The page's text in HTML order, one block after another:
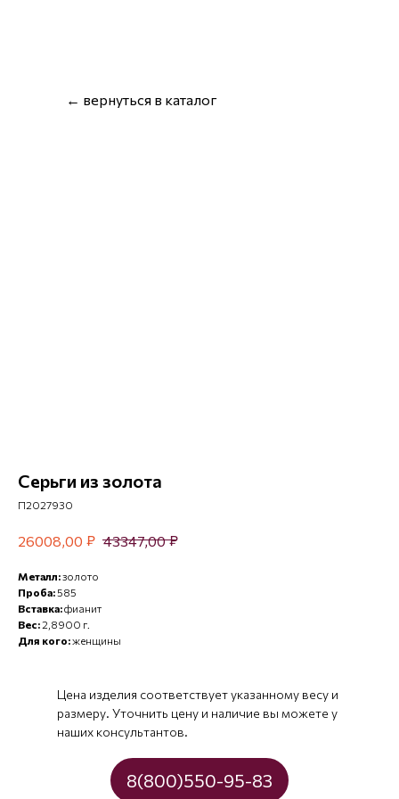
← вернуться в каталог
Серьги из золота
П2027930
26008,00 ₽ 43347,00 ₽
Металл:золото
Проба:585
Вставка:фианит
Вес:2,8900 г.
Для кого:женщины
Цена изделия соответствует указанному весу и
размеру. Уточнить цену и наличие вы можете у
наших консультантов.
8(800)550-95-83